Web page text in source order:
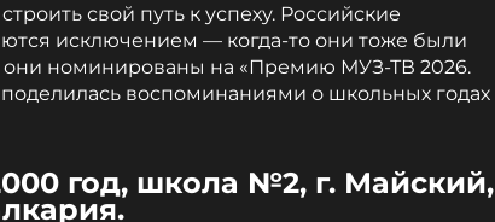
свой путь к успеху. Российские
исключением — когда-то они тоже были
они номинированы на «Премию МУЗ-ТВ 2026.
воспоминаниями о школьных годах
год, школа №2, г. Майский,